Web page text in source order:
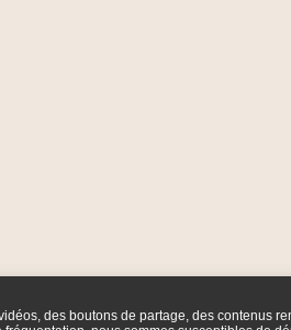
des boutons de partage, des contenus